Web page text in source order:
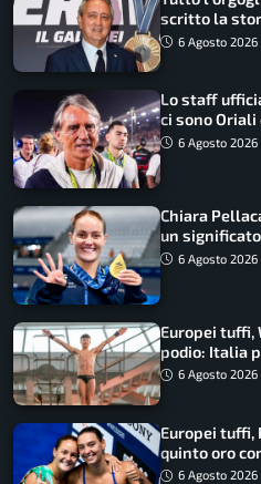
scritto la
6 Agosto 2026
Lo staff
ci sono Oriali
ritorno
6 Agosto 2026
Chiara
un
qualità”
6 Agosto 2026
Europei tuffi,
podio: Italia
6 Agosto 2026
Europei
quinto oro
metri
6 Agosto 2026